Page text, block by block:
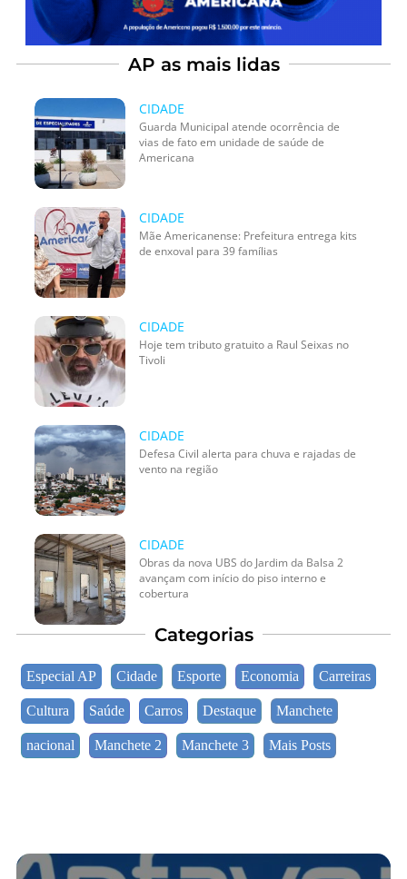
AP as mais lidas
CIDADE
Guarda Municipal atende ocorrência de
vias de fato em unidade de saúde de
Americana
CIDADE
Mãe Americanense: Prefeitura entrega kits
de enxoval para 39 famílias
CIDADE
Hoje tem tributo gratuito a Raul Seixas no
Tivoli
CIDADE
Defesa Civil alerta para chuva e rajadas de
vento na região
CIDADE
Obras da nova UBS do Jardim da Balsa 2
avançam com início do piso interno e
cobertura
Categorias
Especial AP Cidade Esporte Economia Carreiras
Cultura Saúde Carros Destaque Manchete
nacional Manchete 2 Manchete 3 Mais Posts